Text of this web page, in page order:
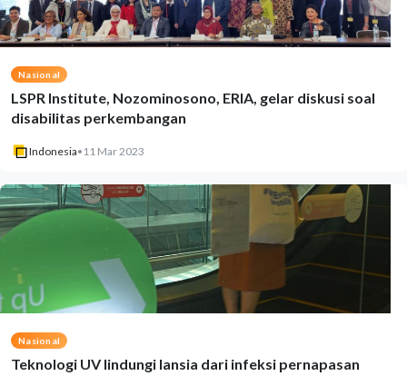
Nasional
LSPR Institute, Nozominosono, ERIA, gelar diskusi soal
disabilitas perkembangan
Indonesia• 11 Mar 2023
Nasional
Teknologi UV lindungi lansia dari infeksi pernapasan